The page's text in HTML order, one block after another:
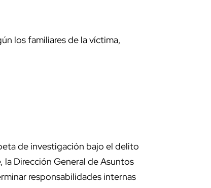
los familiares de la víctima,
de investigación bajo el delito
la Dirección General de Asuntos
responsabilidades internas